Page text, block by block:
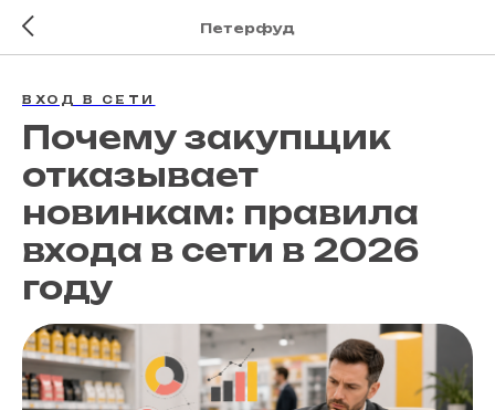
Петерфуд
ВХОД В СЕТИ
Почему закупщик
отказывает
новинкам: правила
входа в сети в 2026
году